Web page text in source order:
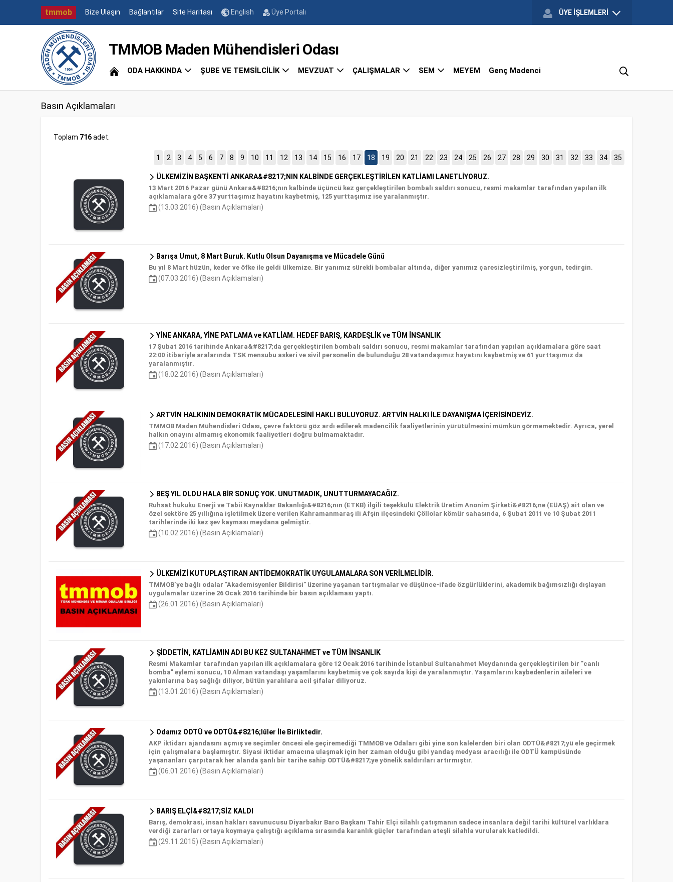
tmmob Bize Ulaşın Bağlantılar Site Haritası English Üye Portalı ÜYE İŞLEMLERİ
TMMOB Maden Mühendisleri Odası
ODA HAKKINDA ŞUBE VE TEMSİLCİLİK MEVZUAT ÇALIŞMALAR SEM MEYEM Genç Madenci
Basın Açıklamaları
Toplam 716adet.
1 2 3 4 5 6 7 8 9 10 11 12 13 14 15 16 17 18 19 20 21 22 23 24 25 26 27 28 29 30 31 32 33 34 35
ÜLKEMİZİN BAŞKENTİ ANKARA&#8217;NIN KALBİNDE GERÇEKLEŞTİRİLEN KATLİAMI LANETLİYORUZ.
13 Mart 2016 Pazar günü Ankara&#8216;nın kalbinde üçüncü kez gerçekleştirilen bombalı saldırı sonucu, resmi makamlar tarafından yapılan ilk
açıklamalara göre 37 yurttaşımız hayatını kaybetmiş, 125 yurttaşımız ise yaralanmıştır.
(13.03.2016) (Basın Açıklamaları)
Barışa Umut, 8 Mart Buruk. Kutlu Olsun Dayanışma ve Mücadele Günü
Bu yıl 8 Mart hüzün, keder ve öfke ile geldi ülkemize. Bir yanımız sürekli bombalar altında, diğer yanımız çaresizleştirilmiş, yorgun, tedirgin.
(07.03.2016) (Basın Açıklamaları)
YİNE ANKARA, YİNE PATLAMA ve KATLİAM. HEDEF BARIŞ, KARDEŞLİK ve TÜM İNSANLIK
17 Şubat 2016 tarihinde Ankara&#8217;da gerçekleştirilen bombalı saldırı sonucu, resmi makamlar tarafından yapılan açıklamalara göre saat
22:00 itibariyle aralarında TSK mensubu askeri ve sivil personelin de bulunduğu 28 vatandaşımız hayatını kaybetmiş ve 61 yurttaşımız da
yaralanmıştır.
(18.02.2016) (Basın Açıklamaları)
ARTVİN HALKININ DEMOKRATİK MÜCADELESİNİ HAKLI BULUYORUZ. ARTVİN HALKI İLE DAYANIŞMA İÇERİSİNDEYİZ.
TMMOB Maden Mühendisleri Odası, çevre faktörü göz ardı edilerek madencilik faaliyetlerinin yürütülmesini mümkün görmemektedir. Ayrıca, yerel
halkın onayını almamış ekonomik faaliyetleri doğru bulmamaktadır.
(17.02.2016) (Basın Açıklamaları)
BEŞ YIL OLDU HALA BİR SONUÇ YOK. UNUTMADIK, UNUTTURMAYACAĞIZ.
Ruhsat hukuku Enerji ve Tabii Kaynaklar Bakanlığı&#8216;nın (ETKB) ilgili teşekkülü Elektrik Üretim Anonim Şirketi&#8216;ne (EÜAŞ) ait olan ve
özel sektöre 25 yıllığına işletilmek üzere verilen Kahramanmaraş ili Afşin ilçesindeki Çöllolar kömür sahasında, 6 Şubat 2011 ve 10 Şubat 2011
tarihlerinde iki kez şev kayması meydana gelmiştir.
(10.02.2016) (Basın Açıklamaları)
ÜLKEMİZİ KUTUPLAŞTIRAN ANTİDEMOKRATİK UYGULAMALARA SON VERİLMELİDİR.
TMMOB`ye bağlı odalar "Akademisyenler Bildirisi" üzerine yaşanan tartışmalar ve düşünce-ifade özgürlüklerini, akademik bağımsızlığı dışlayan
uygulamalar üzerine 26 Ocak 2016 tarihinde bir basın açıklaması yaptı.
(26.01.2016) (Basın Açıklamaları)
ŞİDDETİN, KATLİAMIN ADI BU KEZ SULTANAHMET ve TÜM İNSANLIK
Resmi Makamlar tarafından yapılan ilk açıklamalara göre 12 Ocak 2016 tarihinde İstanbul Sultanahmet Meydanında gerçekleştirilen bir "canlı
bomba" eylemi sonucu, 10 Alman vatandaşı yaşamlarını kaybetmiş ve çok sayıda kişi de yaralanmıştır. Yaşamlarını kaybedenlerin aileleri ve
yakınlarına baş sağlığı diliyor, bütün yaralılara acil şifalar diliyoruz.
(13.01.2016) (Basın Açıklamaları)
Odamız ODTÜ ve ODTÜ&#8216;lüler İle Birliktedir.
AKP iktidarı ajandasını açmış ve seçimler öncesi ele geçiremediği TMMOB ve Odaları gibi yine son kalelerden biri olan ODTÜ&#8217;yü ele geçirmek
için çalışmalara başlamıştır. Siyasi iktidar amacına ulaşmak için her zaman olduğu gibi yandaş medyası aracılığı ile ODTÜ kampüsünde
yaşananları çarpıtarak her alanda şanlı bir tarihe sahip ODTÜ&#8217;ye yönelik saldırıları artırmıştır.
(06.01.2016) (Basın Açıklamaları)
BARIŞ ELÇİ&#8217;SİZ KALDI
Barış, demokrasi, insan hakları savunucusu Diyarbakır Baro Başkanı Tahir Elçi silahlı çatışmanın sadece insanlara değil tarihi kültürel varlıklara
verdiği zararları ortaya koymaya çalıştığı açıklama sırasında karanlık güçler tarafından ateşli silahla vurularak katledildi.
(29.11.2015) (Basın Açıklamaları)